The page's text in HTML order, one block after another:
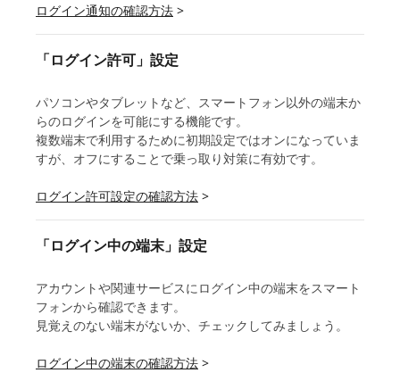
ログイン通知の確認方法 >
「ログイン許可」設定
パソコンやタブレットなど、スマートフォン以外の端末か
らのログインを可能にする機能です。
複数端末で利用するために初期設定ではオンになっていま
すが、オフにすることで乗っ取り対策に有効です。
ログイン許可設定の確認方法 >
「ログイン中の端末」設定
アカウントや関連サービスにログイン中の端末をスマート
フォンから確認できます。
見覚えのない端末がないか、チェックしてみましょう。
ログイン中の端末の確認方法 >